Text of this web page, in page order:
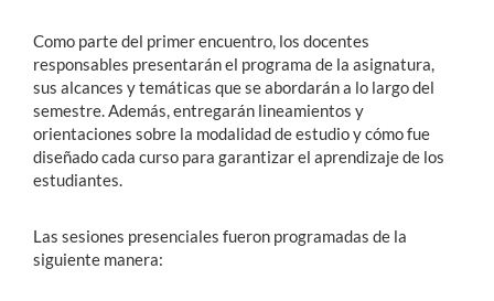
Como parte del primer encuentro, los docentes
responsables presentarán el programa de la asignatura,
sus alcances y temáticas que se abordarán a lo largo del
semestre. Además, entregarán lineamientos y
orientaciones sobre la modalidad de estudio y cómo fue
diseñado cada curso para garantizar el aprendizaje de los
estudiantes.
Las sesiones presenciales fueron programadas de la
siguiente manera: